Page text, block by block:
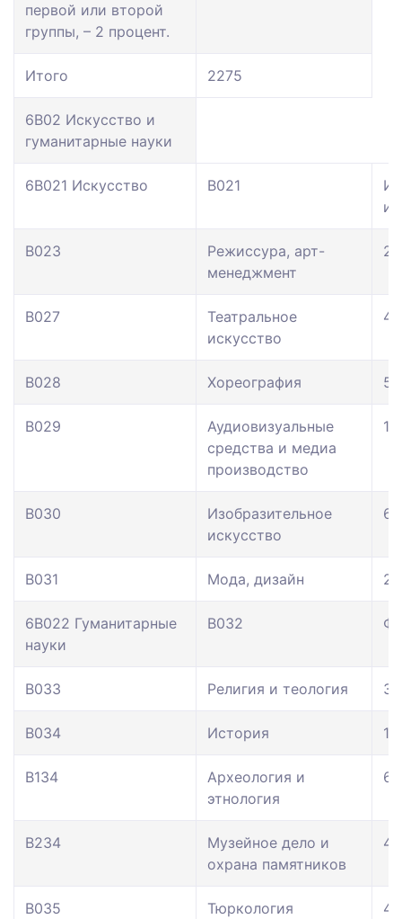
первой или второй
группы, – 2 процент.
Итого 2275
6В02 Искусство и
гуманитарные науки
6В021 Искусство В021
В023
Режиссура, арт-
менеджмент
23
В027
Театральное
искусство
42
В028 Хореография 54
В029
Аудиовизуальные
средства и медиа
производство
В030
Изобразительное
искусство
60
В031 Мода, дизайн
6В022 Гуманитарные
науки
В032
В033 Религия и теология
В034 История
В134
Археология и
этнология
60
В234
Музейное дело и
охрана памятников
48
В035 Тюркология 48